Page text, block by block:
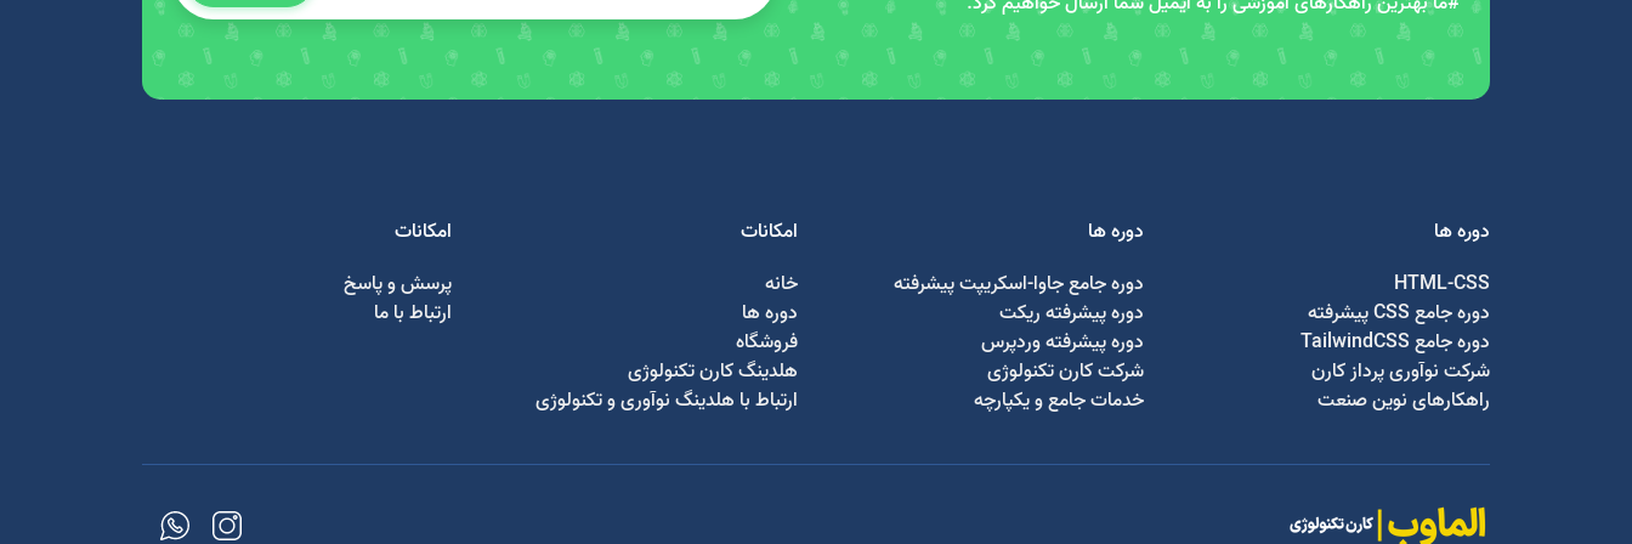
دوره ها
HTML-CSS
دوره جامع CSS پیشرفته
دوره جامع TailwindCSS
شرکت نوآوری پرداز کارن
راهکارهای نوین صنعت
دوره ها
دوره جامع جاوا-اسکریپت پیشرفته
دوره پیشرفته ریکت
دوره پیشرفته وردپرس
شرکت کارن تکنولوژی
خدمات جامع و یکپارچه
امکانات
خانه
دوره ها
فروشگاه
هلدینگ کارن تکنولوژی
ارتباط با هلدینگ نوآوری و تکنولوژی
امکانات
پرسش و پاسخ
ارتباط با ما